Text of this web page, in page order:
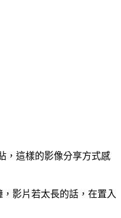
，這樣的影像分享方式感
影片若太長的話，在置入